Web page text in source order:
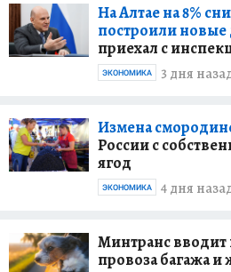
На Алтае на 8%
построили новые
приехал с
3 дня
ЭКОНОМИКА
Измена
России с
ягод
4 дня
ЭКОНОМИКА
Минтранс
провоза багажа и